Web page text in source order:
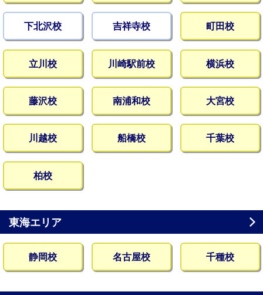
下北沢校 吉祥寺校 町田校
立川校 川崎駅前校 横浜校
藤沢校 南浦和校 大宮校
川越校 船橋校 千葉校
柏校
東海エリア
静岡校 名古屋校 千種校